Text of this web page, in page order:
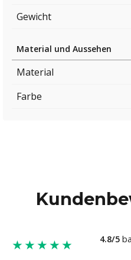
Gewicht
Material und Aussehen
Material
Farbe
★★★★★ 4.8/5